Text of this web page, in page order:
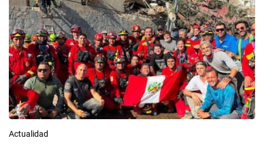
Actualidad